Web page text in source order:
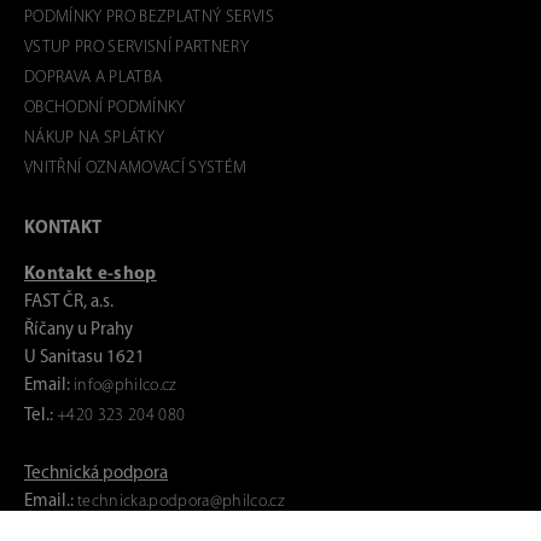
PODMÍNKY PRO BEZPLATNÝ SERVIS
VSTUP PRO SERVISNÍ PARTNERY
DOPRAVA A PLATBA
OBCHODNÍ PODMÍNKY
NÁKUP NA SPLÁTKY
VNITŘNÍ OZNAMOVACÍ SYSTÉM
KONTAKT
Kontakt e-shop
FAST ČR, a.s.
Říčany u Prahy
U Sanitasu 1621
Email: info@philco.cz
Tel.: +420 323 204 080
Technická podpora
Email.: technicka.podpora@philco.cz